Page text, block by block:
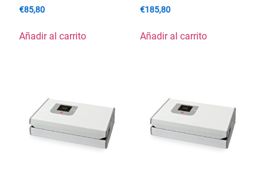
€85,80
Añadir al carrito
€185,80
Añadir al carrito